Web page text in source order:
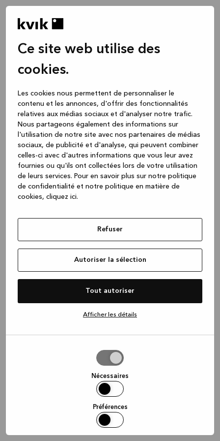
Ce site web utilise des
cookies.
Les cookies nous permettent de personnaliser le
contenu et les annonces, d'offrir des fonctionnalités
relatives aux médias sociaux et d'analyser notre trafic.
Nous partageons également des informations sur
l'utilisation de notre site avec nos partenaires de médias
sociaux, de publicité et d'analyse, qui peuvent combiner
celles-ci avec d'autres informations que vous leur avez
fournies ou qu'ils ont collectées lors de votre utilisation
de leurs services. Pour en savoir plus sur notre politique
de confidentialité et notre politique en matière de
cookies, cliquez ici.
Refuser
Autoriser la sélection
Tout autoriser
Afficher les détails
Nécessaires
Préférences
loadingwww.kvik.be (see the browser console for more
information)